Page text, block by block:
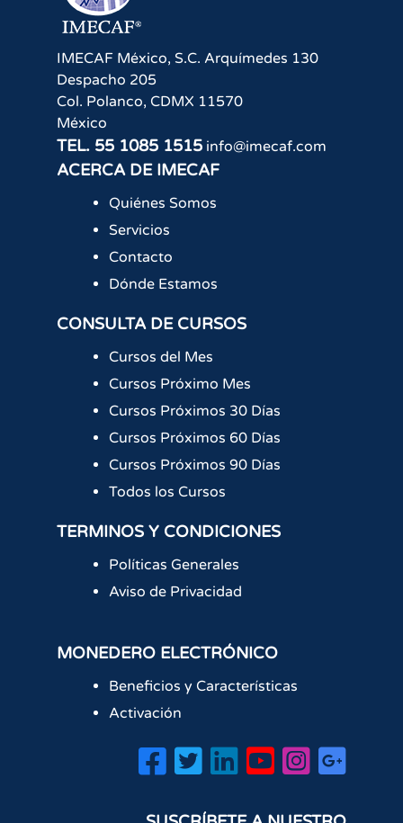
IMECAF México, S.C. Arquímedes 130
Despacho 205
Col. Polanco, CDMX 11570
México
TEL. 55 1085 1515 info@imecaf.com
ACERCA DE IMECAF
Quiénes Somos
Servicios
Contacto
Dónde Estamos
CONSULTA DE CURSOS
Cursos del Mes
Cursos Próximo Mes
Cursos Próximos 30 Días
Cursos Próximos 60 Días
Cursos Próximos 90 Días
Todos los Cursos
TERMINOS Y CONDICIONES
Políticas Generales
Aviso de Privacidad
MONEDERO ELECTRÓNICO
Beneficios y Características
Activación